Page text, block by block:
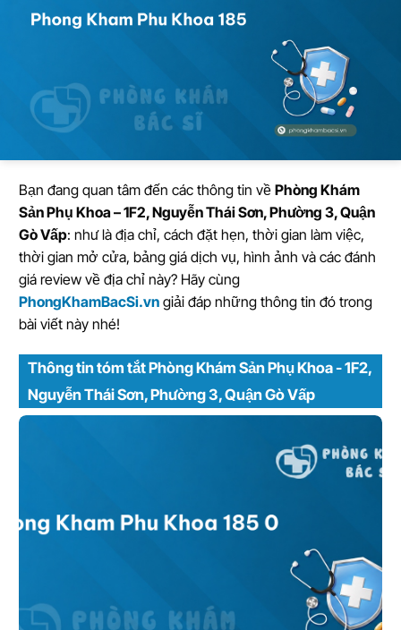
Bạn đang quan tâm đến các thông tin về Phòng Khám
Sản Phụ Khoa – 1F2, Nguyễn Thái Sơn, Phường 3, Quận
Gò Vấp: như là địa chỉ, cách đặt hẹn, thời gian làm việc,
thời gian mở cửa, bảng giá dịch vụ, hình ảnh và các đánh
giá review về địa chỉ này? Hãy cùng
PhongKhamBacSi.vn giải đáp những thông tin đó trong
bài viết này nhé!
Thông tin tóm tắt Phòng Khám Sản Phụ Khoa - 1F2,
Nguyễn Thái Sơn, Phường 3, Quận Gò Vấp